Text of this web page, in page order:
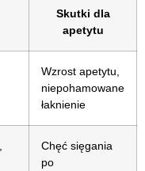
Skutki dla
apetytu
Wzrost apetytu,
niepohamowane
łaknienie
Chęć sięgania
po